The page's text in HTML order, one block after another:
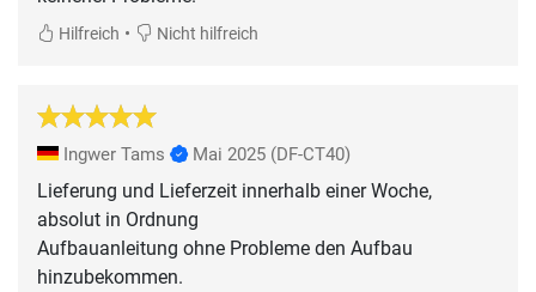
Hilfreich • Nicht hilfreich
Ingwer Tams Mai 2025 (DF-CT40)
Lieferung und Lieferzeit innerhalb einer Woche,
absolut in Ordnung
Aufbauanleitung ohne Probleme den Aufbau
hinzubekommen.